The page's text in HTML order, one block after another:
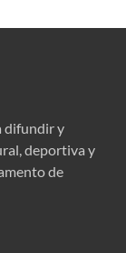
difundir y
deportiva y
de